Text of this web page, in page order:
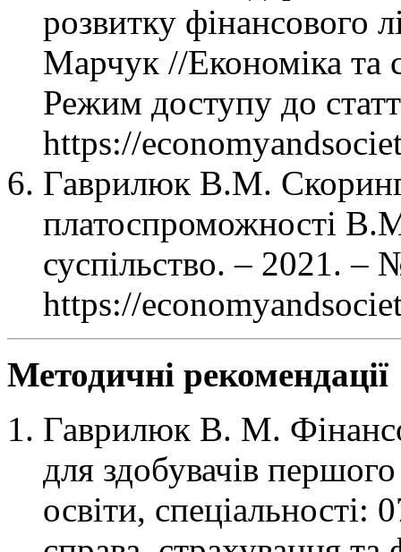
розвитку
Марчук //Економіка та
Режим доступу до
https://
Гаврилюк В.М.
платоспроможності
суспільство. – 2021. –
https://
Методичні рекомендації
Гаврилюк В. М.
для здобувачів
освіти, спеціальності: